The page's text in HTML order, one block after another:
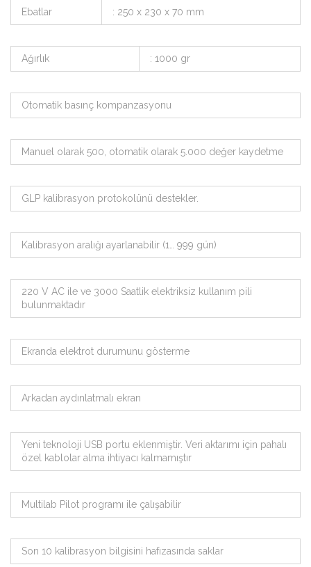
Ebatlar : 250 x 230 x 70 mm
Ağırlık : 1000 gr
Otomatik basınç kompanzasyonu
Manuel olarak 500, otomatik olarak 5.000 değer kaydetme
GLP kalibrasyon protokolünü destekler.
Kalibrasyon aralığı ayarlanabilir (1… 999 gün)
220 V AC ile ve 3000 Saatlik elektriksiz kullanım pili
bulunmaktadır
Ekranda elektrot durumunu gösterme
Arkadan aydınlatmalı ekran
Yeni teknoloji USB portu eklenmiştir. Veri aktarımı için pahalı
özel kablolar alma ihtiyacı kalmamıştır
Multilab Pilot programı ile çalışabilir
Son 10 kalibrasyon bilgisini hafızasında saklar